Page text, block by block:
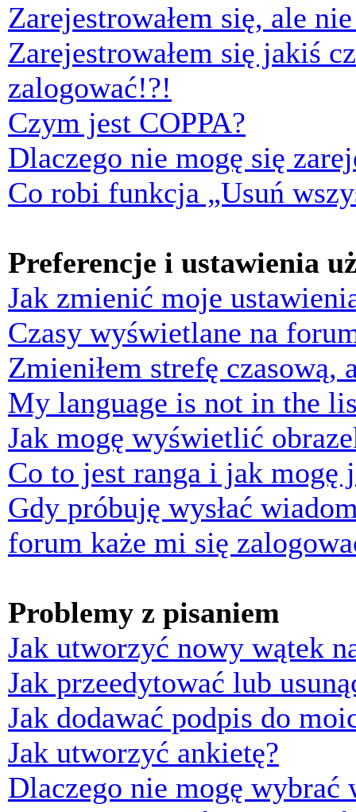
Zarejestrowałem się, ale
Zarejestrowałem się jakiś
zalogować!?!
Czym jest COPPA?
Dlaczego nie mogę się
Co robi funkcja „Usuń
Preferencje i ustawienia
Jak zmienić moje
Czasy wyświetlane na
Zmieniłem strefę czasową,
My language is not in the
Jak mogę wyświetlić
Co to jest ranga i jak mogę
Gdy próbuję wysłać
forum każe mi się
Problemy z pisaniem
Jak utworzyć nowy wątek
Jak przeedytować lub
Jak dodawać podpis do
Jak utworzyć ankietę?
Dlaczego nie mogę wybrać